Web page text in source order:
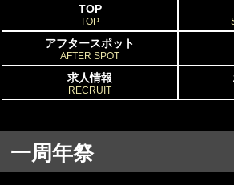
TOP
TOP
アフタースポット
AFTER SPOT
求人情報
RECRUIT
一周年祭